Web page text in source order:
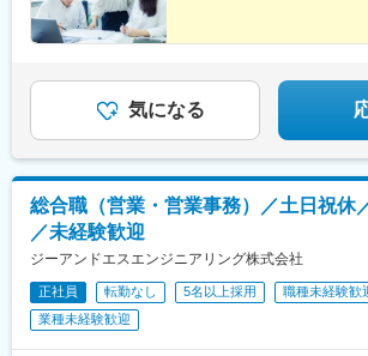
があるかもしれません。当社の今期売上予
の社員で割ると、1人当たりの売上は約1億
みやすく、結果として賞与にもダイレクト
っています。■モデル年収例入社10年目(営
社5年目(営業)：年収800万円入社3年目(営
気になる
総合職（営業・営業事務）／土日祝休
／未経験歓迎
ジーアンドエスエンジニアリング株式会社
正社員 転勤なし 5名以上採用
職種未経験歓
業種未経験歓迎